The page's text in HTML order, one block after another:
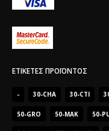
ΕΤΙΚΈΤΕΣ ΠΡΟΪΌΝΤΟΣ
- 30-CHA 30-CTI
50-GRO 50-MAK 50-